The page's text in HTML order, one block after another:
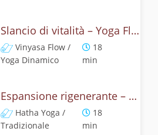
Slancio di vitalità – Yoga Flow
Vinyasa Flow /
Yoga Dinamico
18
min
Espansione rigenerante – Hatha Yoga
Hatha Yoga /
Tradizionale
18
min